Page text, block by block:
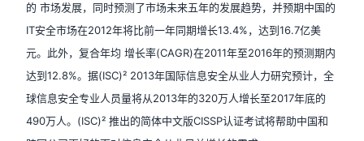
的 市场发展，同时预测了市场未来五年的发展趋势，并预期中国的
IT安全市场在2012年将比前一年同期增长13.4%，达到16.7亿美
元。此外，复合年均 增长率(CAGR)在2011年至2016年的预测期内
达到12.8%。据(ISC)² 2013年国际信息安全从业人力研究预计，全
球信息安全专业人员量将从2013年的320万人增长至2017年底的
490万人。(ISC)² 推出的简体中文版CISSP认证考试将帮助中国和